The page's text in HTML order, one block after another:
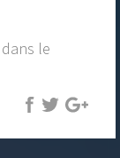
le